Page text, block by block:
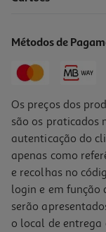
Métodos de
Os preços dos
são os praticados
autenticação do
apenas como
e recolhas no
login e em função
serão
o local de entrega